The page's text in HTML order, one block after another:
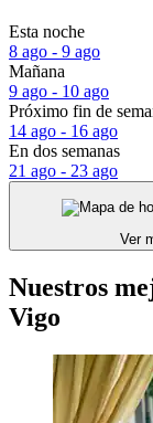
Esta noche
8 ago - 9 ago
Mañana
9 ago - 10 ago
Próximo fin de
14 ago - 16 ago
En dos semanas
21 ago - 23 ago
Ver
Nuestros
Vigo